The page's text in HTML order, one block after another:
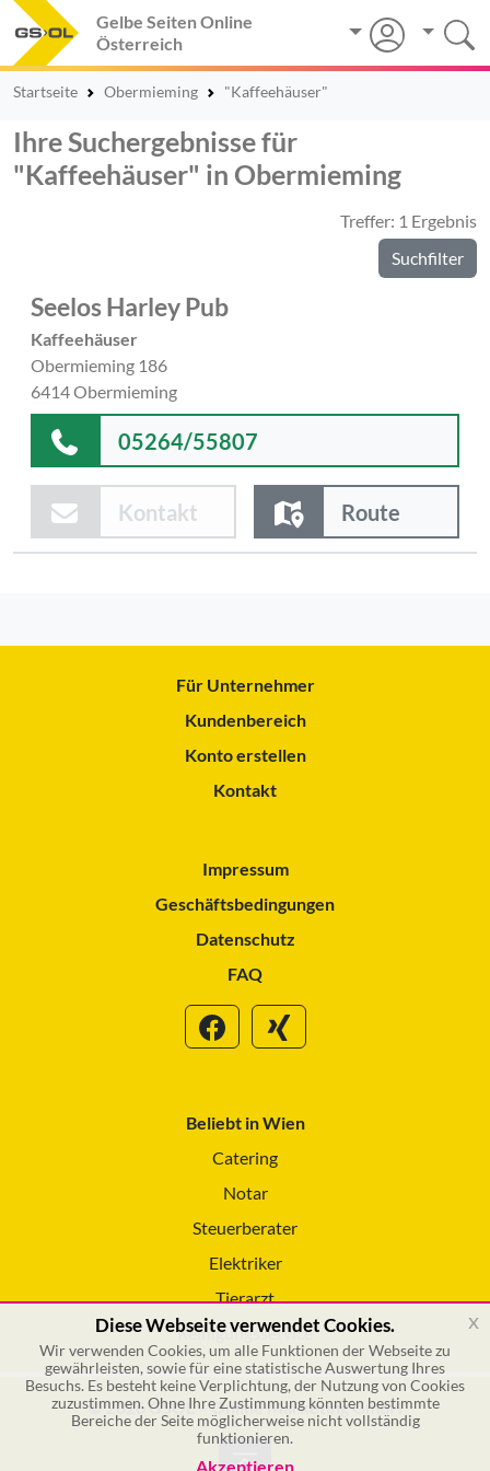
Gelbe Seiten Online
Österreich
Startseite Obermieming "Kaffeehäuser"
Ihre Suchergebnisse für
"Kaffeehäuser" in Obermieming
Treffer: 1 Ergebnis
Suchfilter
Seelos Harley Pub
Kaffeehäuser
Obermieming 186
6414 Obermieming
05264/55807
Kontakt Route
Für Unternehmer
Kundenbereich
Konto erstellen
Kontakt
Impressum
Geschäftsbedingungen
Datenschutz
FAQ
Beliebt in Wien
Catering
Notar
Steuerberater
Elektriker
Tierarzt
Reinigungsservice
© 2026 GSOL – Online Marketing GmbH
Diese Webseite verwendet Cookies.
Wir verwenden Cookies, um alle Funktionen der Webseite zu
gewährleisten, sowie für eine statistische Auswertung Ihres
Besuchs. Es besteht keine Verplichtung, der Nutzung von Cookies
zuzustimmen. Ohne Ihre Zustimmung könnten bestimmte
Bereiche der Seite möglicherweise nicht vollständig
funktionieren.
Akzeptieren
x